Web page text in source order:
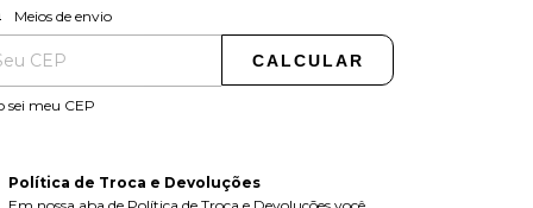
para o CEP:
Meios de envio
CALCULAR
sei meu CEP
Política de Troca e Devoluções